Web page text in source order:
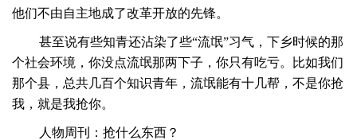
他们不由自主地成了改革开放的先锋。
甚至说有些知青还沾染了些“流氓”习气，下乡时候的那
个社会环境，你没点流氓那两下子，你只有吃亏。比如我们
那个县，总共几百个知识青年，流氓能有十几帮，不是你抢
我，就是我抢你。
人物周刊：抢什么东西？